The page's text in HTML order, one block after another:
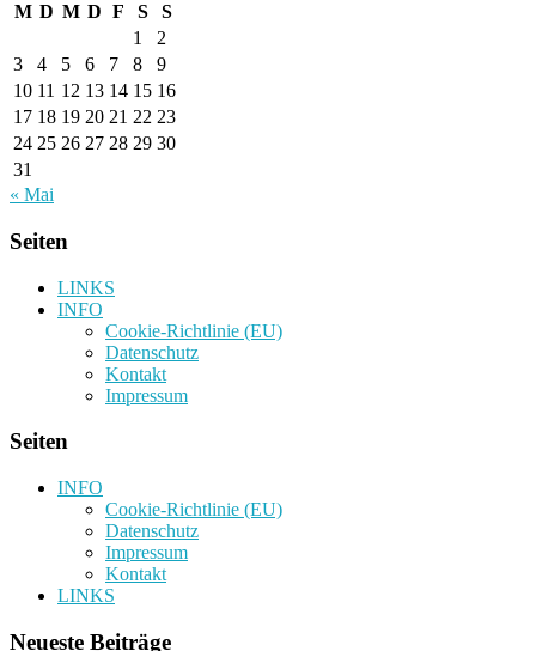
M D M D F S
S
1
2
3
4 5 6 7 8
9
10 11 12 13 14 15 16
17 18 19 20 21 22 23
24 25 26 27 28 29 30
31
« Mai
Seiten
LINKS
INFO
Cookie-Richtlinie (EU)
Datenschutz
Kontakt
Impressum
Seiten
INFO
Cookie-Richtlinie (EU)
Datenschutz
Impressum
Kontakt
LINKS
Neueste Beiträge